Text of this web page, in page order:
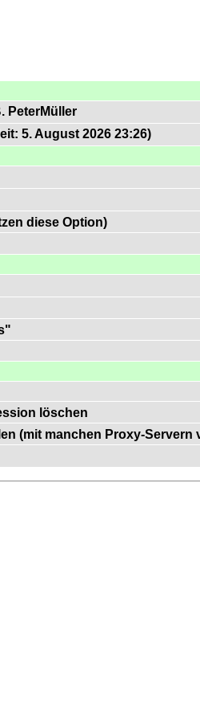
PeterMüller
5. August 2026 23:26)
diese Option)
löschen
(mit manchen Proxy-Servern